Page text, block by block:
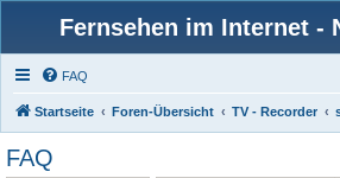
Fernsehen im Internet -
FAQ
Startseite Foren-Übersicht TV - Recorder
FAQ